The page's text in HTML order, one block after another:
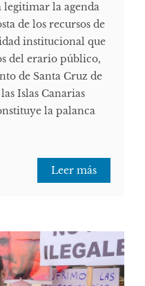
la agenda
de los recursos de
institucional que
del erario público,
de Santa Cruz de
Islas Canarias
la palanca
Leer más